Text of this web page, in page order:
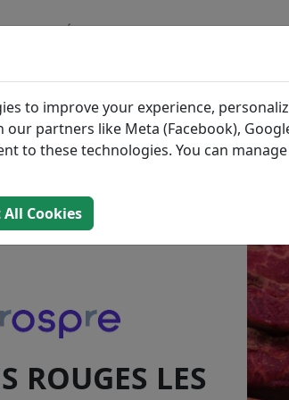
INGRÉDIENTS PLANS DE REPAS
les Plus
ROUGES LES
to improve your experience,
partners like Meta (Facebook),
to these technologies. You can
All Cookies